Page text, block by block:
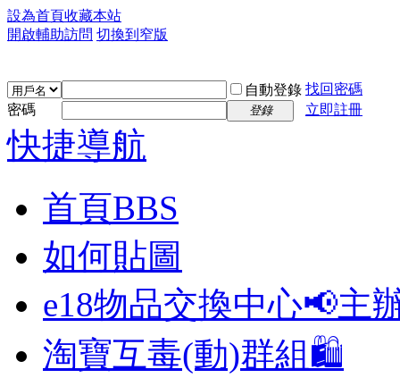
設為首頁收藏本站
開啟輔助訪問 切換到窄版
自動登錄 找回密碼
密碼
登錄 立即註冊
快捷導航
首頁BBS
如何貼圖
e18物品交換中心📢主
淘寶互毒(動)群組🛍️